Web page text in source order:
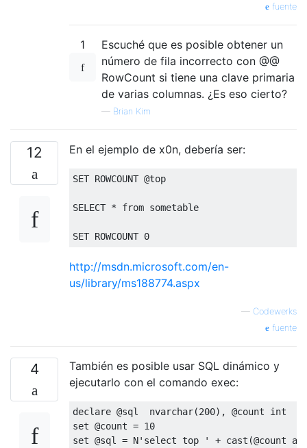
fuente
1
Escuché que es posible obtener un
número de fila incorrecto con @@
RowCount si tiene una clave primaria
de varias columnas. ¿Es eso cierto?
— Brian Kim
12 En el ejemplo de x0n, debería ser:
SET ROWCOUNT @top
SELECT * from sometable
SET ROWCOUNT 0
http://msdn.microsoft.com/en-
us/library/ms188774.aspx
— Codewerks
fuente
4
También es posible usar SQL dinámico y
ejecutarlo con el comando exec:
declare @sql  nvarchar(200), @
set @count = 10
set @sql = N'select top ' + cast (@count as